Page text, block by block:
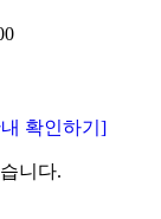
확인하기]
니다.